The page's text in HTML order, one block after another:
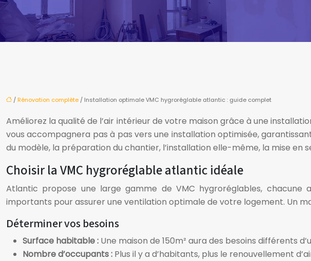
/Rénovation complète / Installation optimale VMC hygroréglable atlantic : guide complet
Améliorez la qualité de l’air intérieur de votre maison grâce à une
vous accompagnera pas à pas vers une installation optimisée,
du modèle, la préparation du chantier, l’installation elle-même, la mise
Choisir la VMC hygroréglable atlantic idéale
Atlantic propose une large gamme de VMC hygroréglables, chacune
importants pour assurer une ventilation optimale de votre logement. Un
Déterminer vos besoins
Surface habitable : Une maison de 150m² aura des besoins différents
Nombre d’occupants : Plus il y a d’habitants, plus le renouvellement